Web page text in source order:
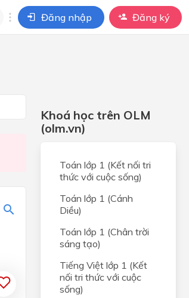
Đăng nhập Đăng ký
Khoá học trên OLM
(olm.vn)
Toán lớp 1 (Kết nối tri
thức với cuộc sống)
Toán lớp 1 (Cánh
Diều)
Toán lớp 1 (Chân trời
sáng tạo)
Tiếng Việt lớp 1 (Kết
nối tri thức với cuộc
sống)